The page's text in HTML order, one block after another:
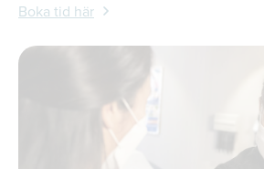
Boka tid här